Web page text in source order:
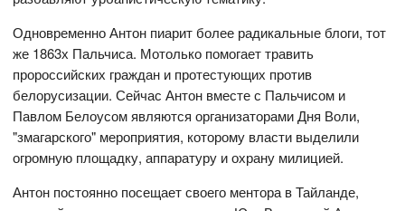
Одновременно Антон пиарит более радикальные блоги, тот
же 1863х Пальчиса. Мотолько помогает травить
пророссийских граждан и протестующих против
белорусизации. Сейчас Антон вместе с Пальчисом и
Павлом Белоусом являются организаторами Дня Воли,
"змагарского" мероприятия, которому власти выделили
огромную площадку, аппаратуру и охрану милицией.
Антон постоянно посещает своего ментора в Тайланде,